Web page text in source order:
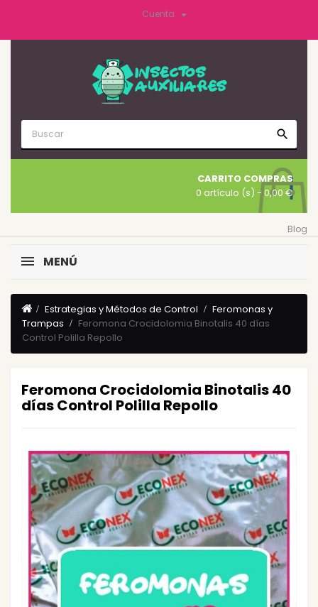
Cuenta 
search
CARRITO COMPRAS
0 artículo (s) - 0,00 €
Blog
MENÚ
Estrategias y Métodos de Control
Feromonas y
Trampas
Feromona Crocidolomia Binotalis 40 días
Control Polilla Repollo
Feromona Crocidolomia Binotalis 40
días Control Polilla Repollo